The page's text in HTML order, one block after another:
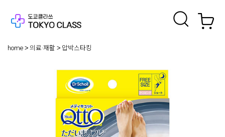
home 의료·재활 압박스타킹